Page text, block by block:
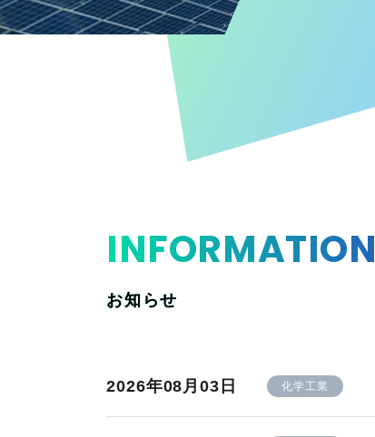
INFORMATION
お知らせ
2026年08月03日 化学工業